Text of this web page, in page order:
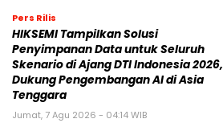
Pers Rilis
HIKSEMI Tampilkan Solusi
Penyimpanan Data untuk Seluruh
Skenario di Ajang DTI Indonesia 2026,
Dukung Pengembangan AI di Asia
Tenggara
Jumat, 7 Agu 2026 - 04:14 WIB